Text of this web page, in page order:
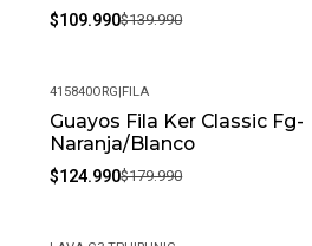
SKU: TWORK-C1-TPU_7
$109.990$139.990
-31%
415840ORG|FILA
Guayos Fila Ker Classic Fg-
Naranja/Blanco
$124.990$179.990